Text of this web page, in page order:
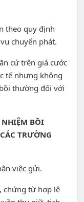
theo quy định
chuyển phát.
cứ trên giá cước
tế nhưng không
thường đối với
NHIỆM BỒI
TRƯỜNG
việc gửi.
chứng từ hợp lệ